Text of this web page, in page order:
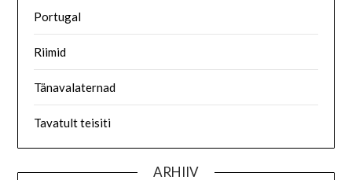
Portugal
Riimid
Tänavalaternad
Tavatult teisiti
ARHIIV